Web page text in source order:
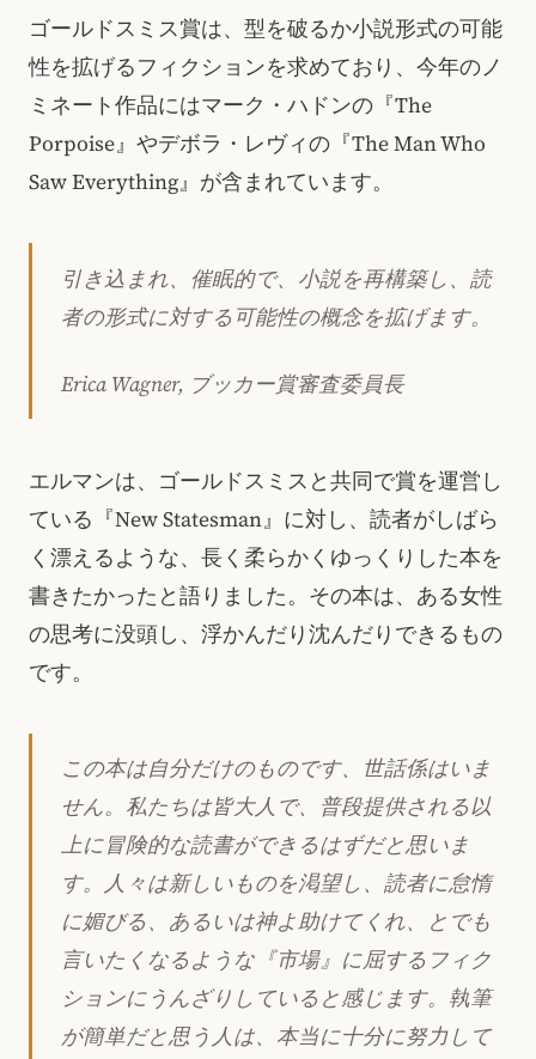
ゴールドスミス賞は、型を破るか小説形式の可能
性を拡げるフィクションを求めており、今年のノ
ミネート作品にはマーク・ハドンの『The
Porpoise』やデボラ・レヴィの『The Man Who
Saw Everything』が含まれています。
引き込まれ、催眠的で、小説を再構築し、読
者の形式に対する可能性の概念を拡げます。
Erica Wagner, ブッカー賞審査委員長
エルマンは、ゴールドスミスと共同で賞を運営し
ている『New Statesman』に対し、読者がしばら
く漂えるような、長く柔らかくゆっくりした本を
書きたかったと語りました。その本は、ある女性
の思考に没頭し、浮かんだり沈んだりできるもの
です。
この本は自分だけのものです、世話係はいま
せん。私たちは皆大人で、普段提供される以
上に冒険的な読書ができるはずだと思いま
す。人々は新しいものを渇望し、読者に怠惰
に媚びる、あるいは神よ助けてくれ、とでも
言いたくなるような『市場』に屈するフィク
ションにうんざりしていると感じます。執筆
が簡単だと思う人は、本当に十分に努力して